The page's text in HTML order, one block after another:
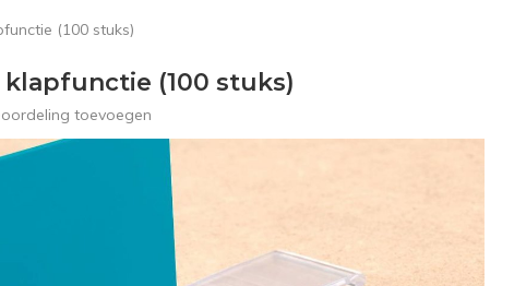
(100 stuks)
(100 stuks)
toevoegen